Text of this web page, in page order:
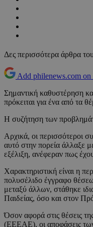
Δες περισσότερα άρθρα
Add philenews.com on
Σημαντική καθυστέρηση
πρόκειται για ένα από τα
Η συζήτηση των
Αρχικά, οι περισσότεροι
αυτό στην πορεία άλλαξε
εξέλιξη, ανέφεραν πως
Χαρακτηριστική είναι η
πολυσέλιδο έγγραφο
μεταξύ άλλων, στάθηκε
Παιδείας, όσο και στον
Όσον αφορά στις θέσεις
(ΕΕΕΑΕ), οι αποφάσεις των